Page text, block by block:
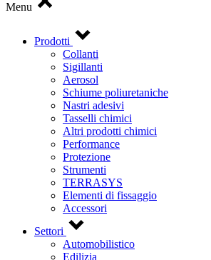
Menu
Prodotti
Collanti
Sigillanti
Aerosol
Schiume poliuretaniche
Nastri adesivi
Tasselli chimici
Altri prodotti chimici
Performance
Protezione
Strumenti
TERRASYS
Elementi di fissaggio
Accessori
Settori
Automobilistico
Edilizia